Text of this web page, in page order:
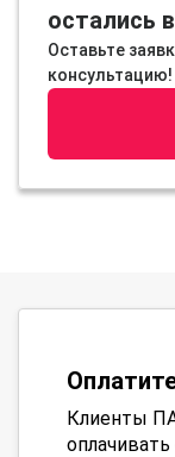
остались
Оставьте
консультацию!
Клиенты